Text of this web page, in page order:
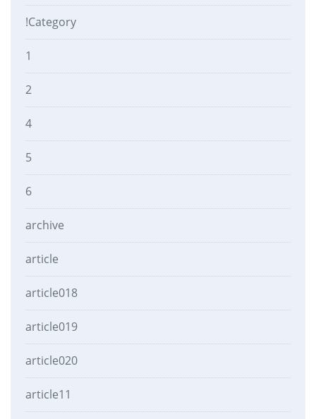
!Category
1
2
4
5
6
archive
article
article018
article019
article020
article11